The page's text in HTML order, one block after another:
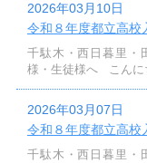
2026年03月10日
令和８年度都立高校
千駄木・西日暮里・
様・生徒様へ こんに
2026年03月07日
令和８年度都立高校
千駄木・西日暮里・